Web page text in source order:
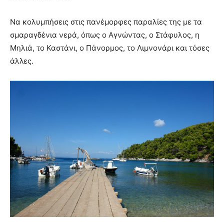
Να κολυμπήσεις στις πανέμορφες παραλίες της με τα
σμαραγδένια νερά, όπως ο Αγνώντας, ο Στάφυλος, η
Μηλιά, το Καστάνι, ο Πάνορμος, το Λιμνονάρι και τόσες
άλλες.